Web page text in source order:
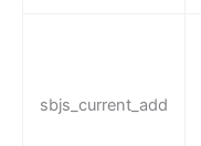
sbjs_current_add